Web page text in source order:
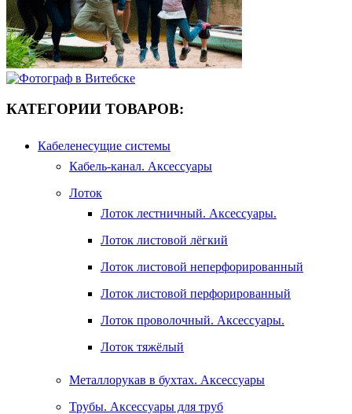
КАТЕГОРИИ ТОВАРОВ:
Кабеленесущие системы
Кабель-канал. Аксессуары
Лоток
Лоток лестничный. Аксессуары.
Лоток листовой лёгкий
Лоток листовой неперфорированный
Лоток листовой перфорированный
Лоток проволочный. Аксессуары.
Лоток тяжёлый
Металлорукав в бухтах. Аксессуары
Трубы. Аксессуары для труб